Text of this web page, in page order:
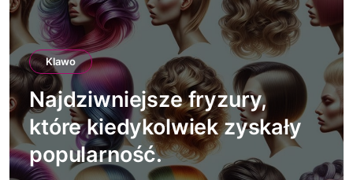
Klawo
Najdziwniejsze fryzury,
które kiedykolwiek zyskały
popularność.